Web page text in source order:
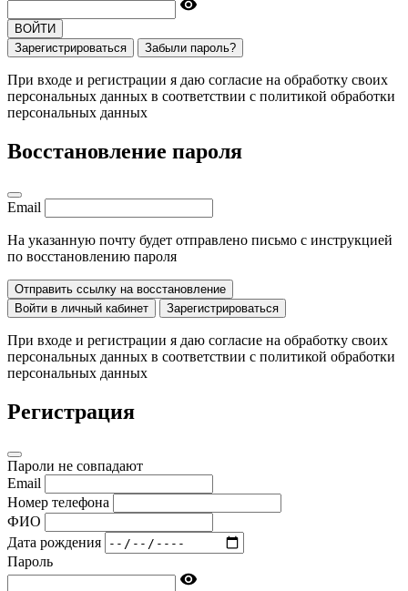
ВОЙТИ
Зарегистрироваться
Забыли пароль?
При входе и регистрации я даю согласие на обработку своих
персональных данных в соответствии с политикой обработки
персональных данных
Восстановление пароля
Email
На указанную почту будет отправлено письмо с инструкцией
по восстановлению пароля
Отправить ссылку на восстановление
Войти в личный кабинет
Зарегистрироваться
При входе и регистрации я даю согласие на обработку своих
персональных данных в соответствии с политикой обработки
персональных данных
Регистрация
Пароли не совпадают
Email
Номер телефона
ФИО
Дата рождения
Пароль